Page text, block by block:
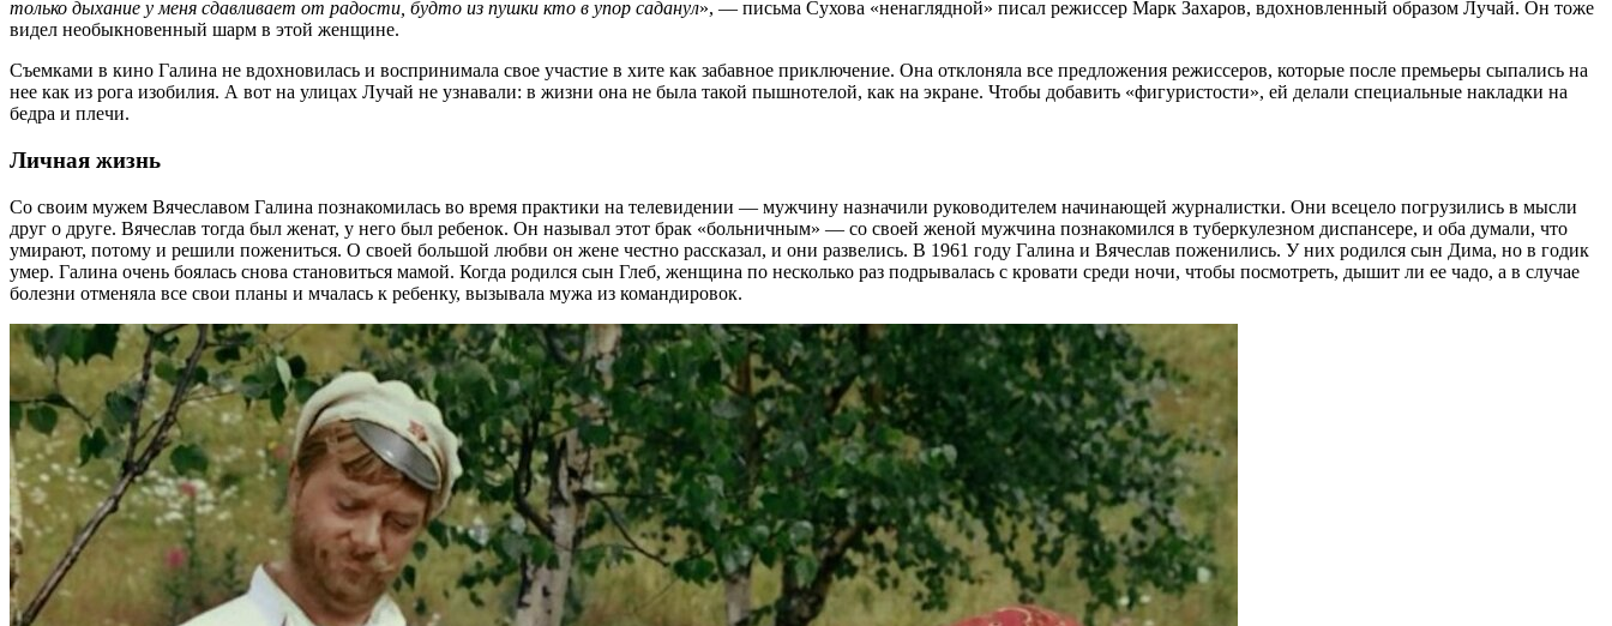
только дыхание у меня сдавливает от радости, будто из пушки кто в упор саданул», — письма Сухова «ненаглядной» писал режиссер Марк Захаров, вдохновленный образом Лучай. Он тоже
видел необыкновенный шарм в этой женщине.
Съемками в кино Галина не вдохновилась и воспринимала свое участие в хите как забавное приключение. Она отклоняла все предложения режиссеров, которые после премьеры сыпались на
нее как из рога изобилия. А вот на улицах Лучай не узнавали: в жизни она не была такой пышнотелой, как на экране. Чтобы добавить «фигуристости», ей делали специальные накладки на
бедра и плечи.
Личная жизнь
Со своим мужем Вячеславом Галина познакомилась во время практики на телевидении — мужчину назначили руководителем начинающей журналистки. Они всецело погрузились в мысли
друг о друге. Вячеслав тогда был женат, у него был ребенок. Он называл этот брак «больничным» — со своей женой мужчина познакомился в туберкулезном диспансере, и оба думали, что
умирают, потому и решили пожениться. О своей большой любви он жене честно рассказал, и они развелись. В 1961 году Галина и Вячеслав поженились. У них родился сын Дима, но в годик
умер. Галина очень боялась снова становиться мамой. Когда родился сын Глеб, женщина по несколько раз подрывалась с кровати среди ночи, чтобы посмотреть, дышит ли ее чадо, а в случае
болезни отменяла все свои планы и мчалась к ребенку, вызывала мужа из командировок.